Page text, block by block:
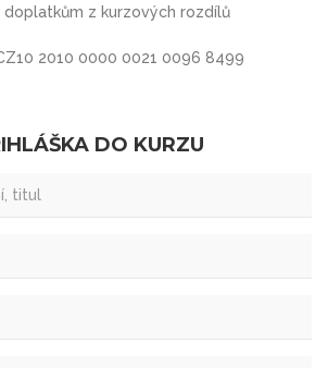
doplatkům z kurzových rozdílů
CZ10 2010 0000 0021 0096 8499
DO KURZU